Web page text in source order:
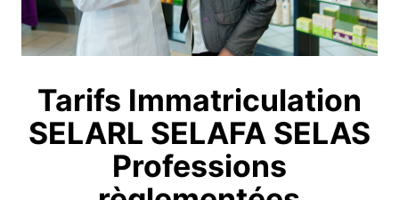
Tarifs Immatriculation
SELARL SELAFA SELAS
Professions